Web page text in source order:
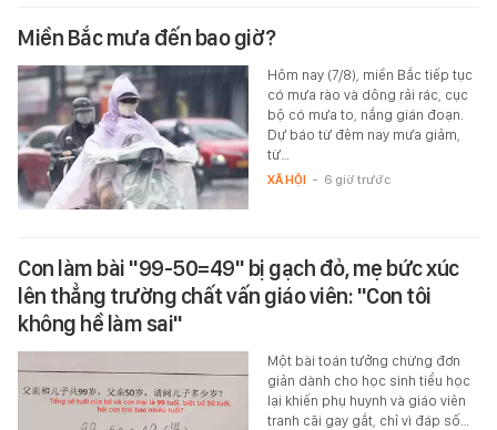
Miền Bắc mưa đến bao giờ?
Hôm nay (7/8), miền Bắc tiếp tục
có mưa rào và dông rải rác, cục
bộ có mưa to, nắng gián đoạn.
Dự báo từ đêm nay mưa giảm,
từ…
XÃ HỘI - 6 giờ trước
Con làm bài "99-50=49" bị gạch đỏ, mẹ bức xúc
lên thẳng trường chất vấn giáo viên: "Con tôi
không hề làm sai"
Một bài toán tưởng chừng đơn
giản dành cho học sinh tiểu học
lại khiến phụ huynh và giáo viên
tranh cãi gay gắt, chỉ vì đáp số…